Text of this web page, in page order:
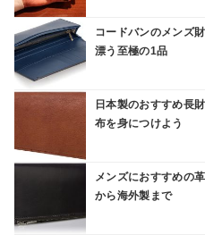
コードバンのメンズ
漂う至極の1品
日本製のおすすめ長
布を身につけよう
メンズにおすすめの
から海外製まで